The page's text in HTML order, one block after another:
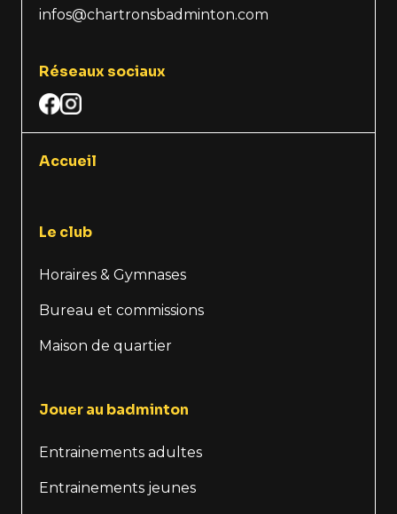
infos@chartronsbadminton.com
Réseaux sociaux
Accueil
Le club
Horaires & Gymnases
Bureau et commissions
Maison de quartier
Jouer au badminton
Entrainements adultes
Entrainements jeunes